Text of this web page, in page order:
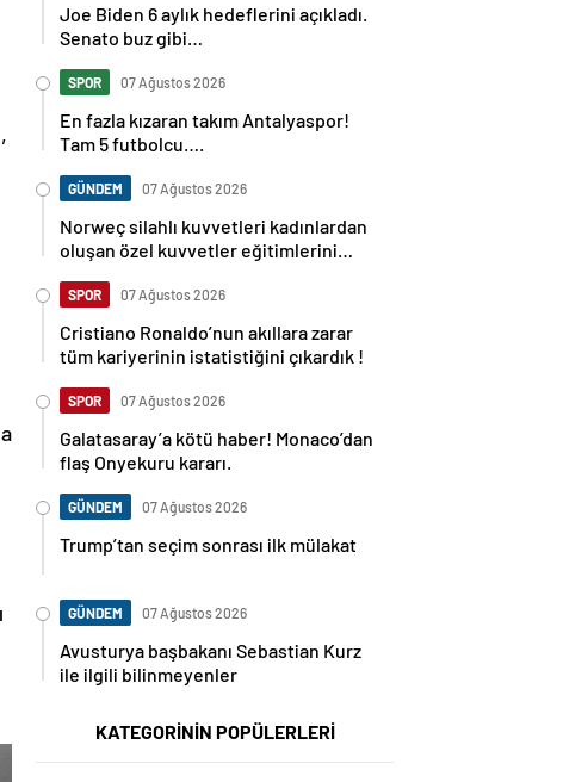
Joe Biden 6 aylık hedeflerini açıkladı.
Senato buz gibi…
SPOR 07 Ağustos 2026
En fazla kızaran takım Antalyaspor!
Tam 5 futbolcu….
GÜNDEM 07 Ağustos 2026
Norweç silahlı kuvvetleri kadınlardan
oluşan özel kuvvetler eğitimlerini
SPOR 07 Ağustos 2026
Cristiano Ronaldo’nun akıllara zarar
tüm kariyerinin istatistiğini çıkardık !
SPOR 07 Ağustos 2026
Galatasaray’a kötü haber! Monaco’dan
flaş Onyekuru kararı.
GÜNDEM 07 Ağustos 2026
Trump’tan seçim sonrası ilk mülakat
GÜNDEM 07 Ağustos 2026
Avusturya başbakanı Sebastian Kurz
ile ilgili bilinmeyenler
KATEGORİNİN POPÜLERLERİ